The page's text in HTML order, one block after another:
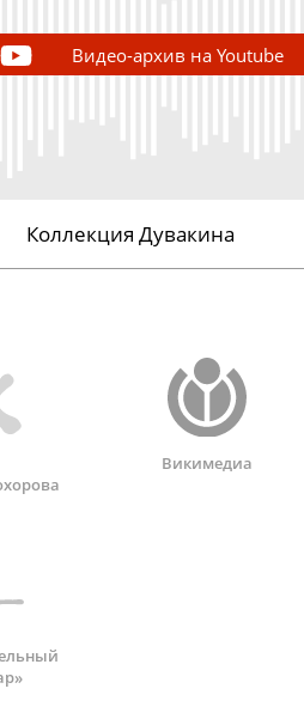
Видео-архив на Youtube
Коллекция Дувакина
Викимедиа